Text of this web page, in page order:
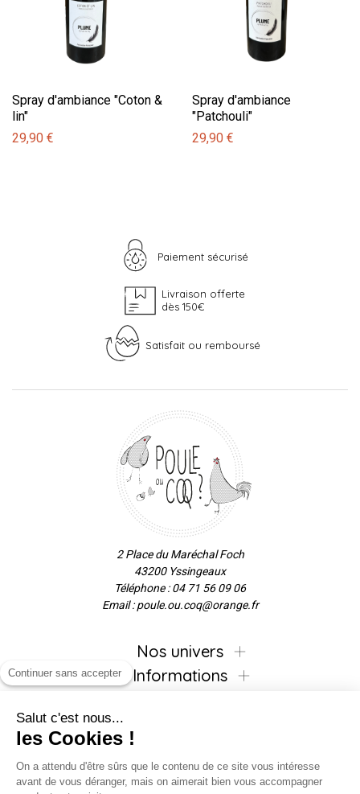
Spray d'ambiance "Coton &
lin"
29,90 €
Spray d'ambiance
"Patchouli"
29,90 €
Paiement sécurisé
Livraison offerte
dès 150€
Satisfait ou remboursé
2 Place du Maréchal Foch
43200 Yssingeaux
Téléphone : 04 71 56 09 06
Email : poule.ou.coq@orange.fr
Nos univers
Informations
Inscrivez-vous à la newsletter !
Continuer sans accepter
Salut c'est nous...
les Cookies !
On a attendu d'être sûrs que le contenu de ce site vous intéresse
avant de vous déranger, mais on aimerait bien vous accompagner